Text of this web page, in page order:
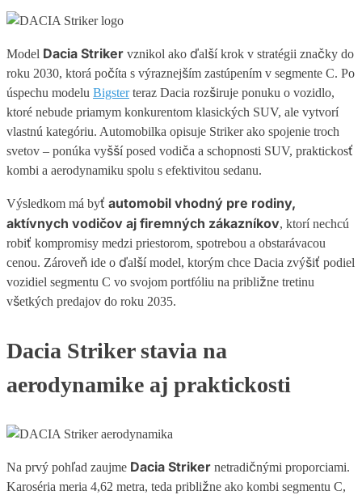
Model Dacia Striker vznikol ako ďalší krok v stratégii značky do
roku 2030, ktorá počíta s výraznejším zastúpením v segmente C. Po
úspechu modelu Bigsterteraz Dacia rozširuje ponuku o vozidlo,
ktoré nebude priamym konkurentom klasických SUV, ale vytvorí
vlastnú kategóriu. Automobilka opisuje Striker ako spojenie troch
svetov – ponúka vyšší posed vodiča a schopnosti SUV, praktickosť
kombi a aerodynamiku spolu s efektivitou sedanu.
Výsledkom má byť automobil vhodný pre rodiny,
aktívnych vodičov aj firemných zákazníkov, ktorí nechcú
robiť kompromisy medzi priestorom, spotrebou a obstarávacou
cenou. Zároveň ide o ďalší model, ktorým chce Dacia zvýšiť podiel
vozidiel segmentu C vo svojom portfóliu na približne tretinu
všetkých predajov do roku 2035.
Dacia Striker stavia na
aerodynamike aj praktickosti
Na prvý pohľad zaujme Dacia Striker netradičnými proporciami.
Karoséria meria 4,62 metra, teda približne ako kombi segmentu C,